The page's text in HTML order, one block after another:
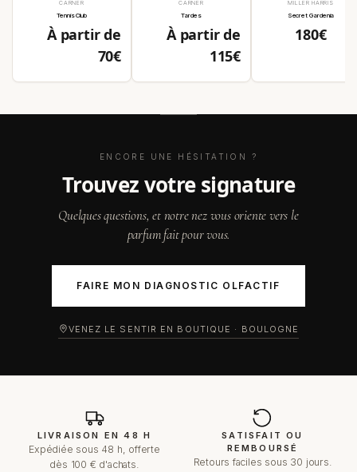
Distributeur :
CARNER
Tennis Club
habituelÀ partir de
70€
Distributeur :
CARNER
Tardes
habituelÀ partir de
115€
MILLER HARRIS
Secret Gardenia
Prix
habituel
180€
ENCORE UNE HÉSITATION ?
trouvez votre signature
Quelques questions, et notre nez vous oriente vers le
parfum fait pour vous.
FAIRE MON DIAGNOSTIC OLFACTIF
VENEZ LE SENTIR EN BOUTIQUE · BOULOGNE
LIVRAISON EN 48 H
Expédiée sous 48 h, offerte
dès 100 € d'achats.
SATISFAIT OU
REMBOURSÉ
Retours faciles sous 30 jours.